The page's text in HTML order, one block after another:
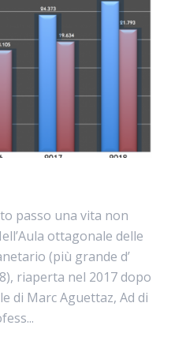
passo una vita non
ottagonale delle
(più grande d’
riaperta nel 2017 dopo
di Marc Aguettaz, Ad di